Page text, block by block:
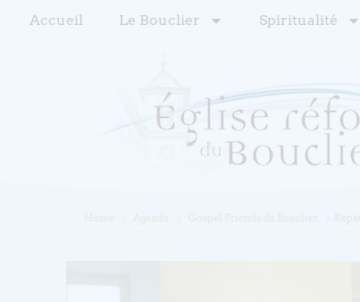
Accueil Le Bouclier Spiritualité
Home Agenda Gospel Friends du Bouclier